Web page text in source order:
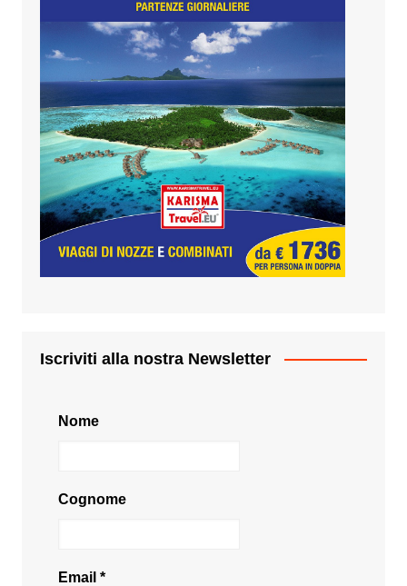
Iscriviti alla nostra Newsletter
Nome
Cognome
Email *